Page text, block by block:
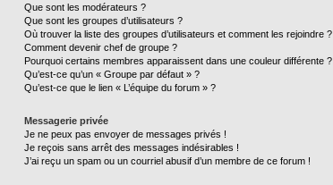
Que sont les modérateurs ?
Que sont les groupes d’utilisateurs ?
Où trouver la liste des groupes d’utilisateurs et comment les rejoindre ?
Comment devenir chef de groupe ?
Pourquoi certains membres apparaissent dans une couleur différente ?
Qu’est-ce qu’un « Groupe par défaut » ?
Qu’est-ce que le lien « L’équipe du forum » ?
Messagerie privée
Je ne peux pas envoyer de messages privés !
Je reçois sans arrêt des messages indésirables !
J’ai reçu un spam ou un courriel abusif d’un membre de ce forum !